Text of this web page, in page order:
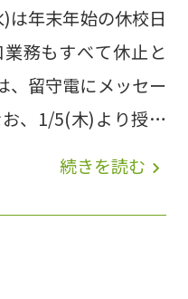
は年末年始の休校日
、留守電にメッセー
にご対応させて頂き
続きを読む navigate_next